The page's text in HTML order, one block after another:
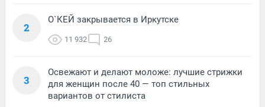
2
О`КЕЙ закрывается в Иркутске
11 932 26
3
Освежают и делают моложе: лучшие стрижки
для женщин после 40 — топ стильных
вариантов от стилиста